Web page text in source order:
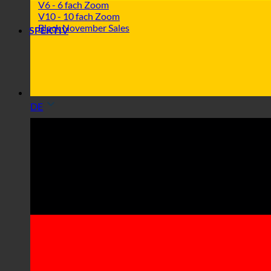
DE
V6 - 6 fach Zoom
V10 - 10 fach Zoom
Black November Sales
SPEKTIV